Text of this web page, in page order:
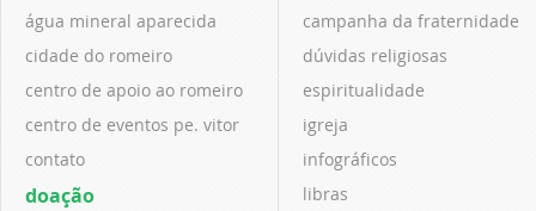
água mineral aparecida
cidade do romeiro
centro de apoio ao romeiro
centro de eventos pe. vitor
contato
doação
campanha da fraternidade
dúvidas religiosas
espiritualidade
igreja
infográficos
libras